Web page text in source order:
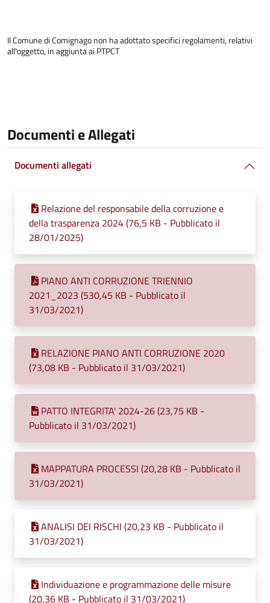
Il Comune di Comignago non ha adottato specifici regolamenti, relativi
all'oggetto, in aggiunta ai PTPCT
Documenti e Allegati
Documenti allegati
Relazione del responsabile della corruzione e
della trasparenza 2024 (76,5 KB - Pubblicato il
28/01/2025)
PIANO ANTI CORRUZIONE TRIENNIO
2021_2023 (530,45 KB - Pubblicato il
31/03/2021)
RELAZIONE PIANO ANTI CORRUZIONE 2020
(73,08 KB - Pubblicato il 31/03/2021)
PATTO INTEGRITA' 2024-26 (23,75 KB -
Pubblicato il 31/03/2021)
MAPPATURA PROCESSI (20,28 KB - Pubblicato il
31/03/2021)
ANALISI DEI RISCHI (20,23 KB - Pubblicato il
31/03/2021)
Individuazione e programmazione delle misure
(20,36 KB - Pubblicato il 31/03/2021)